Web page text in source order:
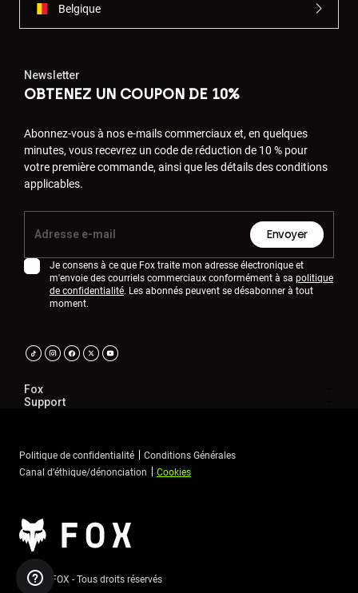
Belgique
Newsletter
OBTENEZ UN COUPON DE 10%
Abonnez-vous à nos e-mails commerciaux et, en quelques
minutes, vous recevrez un code de réduction de 10 % pour
votre première commande, ainsi que les détails des conditions
applicables.
Envoyer
Je consens à ce que Fox traite mon adresse électronique et
m'envoie des courriels commerciaux conformément à sa politique
de confidentialité. Les abonnés peuvent se désabonner à tout
moment.
Fox
Support
Politique de confidentialité
Conditions Générales
Canal d’éthique/dénonciation
Cookies
©2026 FOX - Tous droits réservés